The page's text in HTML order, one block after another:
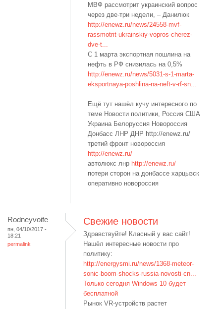
МВФ рассмотрит украинский вопрос
через две-три недели, – Данилюк
http://enewz.ru/news/24558-mvf-
rassmotrit-ukrainskiy-vopros-cherez-
dve-t...
С 1 марта экспортная пошлина на
нефть в РФ снизилась на 0,5%
http://enewz.ru/news/5031-s-1-marta-
eksportnaya-poshlina-na-neft-v-rf-sn...
Ещё тут нашёл кучу интересного по
теме Новости политики, Россия США
Украина Белоруссия Новороссия
Донбасс ЛНР ДНР http://enewz.ru/
третий фронт новороссия
http://enewz.ru/
автолюкс лнр http://enewz.ru/
потери сторон на донбассе харцызск
оперативно новороссия
Rodneyvoife
пн, 04/10/2017 -
18:21
permalink
Свежие новости
Здравствуйте! Класный у вас сайт!
Нашёл интересные новости про
политику:
http://energysmi.ru/news/1368-meteor-
sonic-boom-shocks-russia-novosti-cn...
Только сегодня Windows 10 будет
бесплатной
Рынок VR-устройств растет